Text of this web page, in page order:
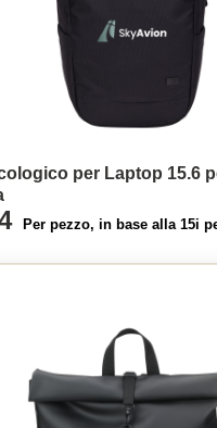
per Laptop 15.6
Per pezzo, in base alla 15i